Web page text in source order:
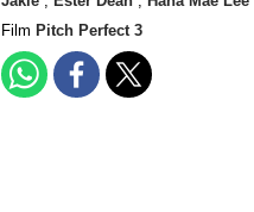
Film Pitch Perfect 3